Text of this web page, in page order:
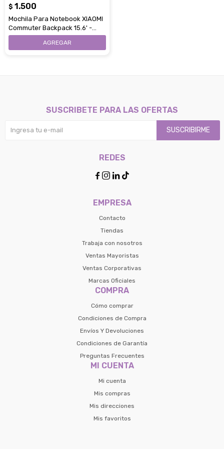
$ 1.500
Mochila Para Notebook XIAOMI
Commuter Backpack 15.6' -
Light Gray
EMPRESA
Contacto
Tiendas
Trabaja con nosotros
Ventas Mayoristas
Ventas Corporativas
Marcas Oficiales
COMPRA
Cómo comprar
Condiciones de Compra
Envíos Y Devoluciones
Condiciones de Garantía
Preguntas Frecuentes
MI CUENTA
Mi cuenta
Mis compras
Mis direcciones
Mis favoritos
SUSCRIBETE PARA LAS OFERTAS
SUSCRIBIRME
REDES
   
Continuar
Volver al inicio